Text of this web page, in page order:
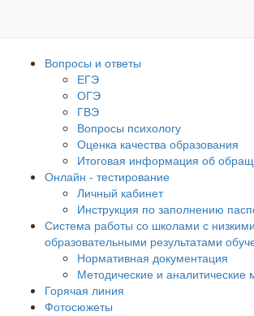
Вопросы и ответы
ЕГЭ
ОГЭ
ГВЭ
Вопросы психологу
Оценка качества образования
Итоговая информация об
Онлайн - тестирование
Личный кабинет
Инструкция по заполнению
Система работы со школами с низкими
образовательными результатами
Нормативная документация
Методические и аналитические
Горячая линия
Фотосюжеты